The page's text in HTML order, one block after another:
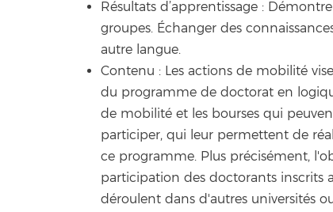
Résultats d’apprentissage :
groupes. Échanger des
autre langue.
Contenu : Les actions de mobilité
du programme de doctorat en
de mobilité et les bourses qui
participer, qui leur permettent de
ce programme. Plus précisément,
participation des doctorants inscrits
déroulent dans d'autres universités